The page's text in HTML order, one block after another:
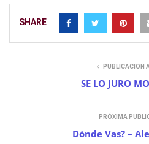
SHARE
PUBLICACIÓN
SE LO JURO
PRÓXIMA
Dónde Vas? –